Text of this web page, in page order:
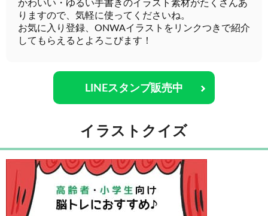
かわいい・ゆるい手書きのイラスト素材がたくさんあ
りますので、気軽に使ってくださいね。
お気に入り登録、ONWAイラストをリンクつきで紹介
してもらえるとよろこびます！
LINEスタンプ販売中
イラストクイズ